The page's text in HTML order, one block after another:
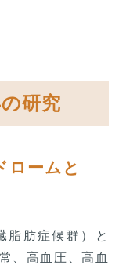
研究
ームと
脂肪症候群）と
、高血圧、高血